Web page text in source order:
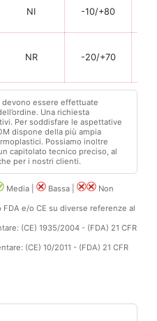
NI -10/+80
NR -20/+70
devono essere effettuate
Una richiesta
Per soddisfare le aspettative
dispone della più ampia
Possiamo inoltre
capitolato tecnico preciso, al
per i nostri clienti.
Media | Bassa |
Non
e/o CE su diverse referenze al
(CE) 1935/2004 - (FDA) 21 CFR
(CE) 10/2011 - (FDA) 21 CFR